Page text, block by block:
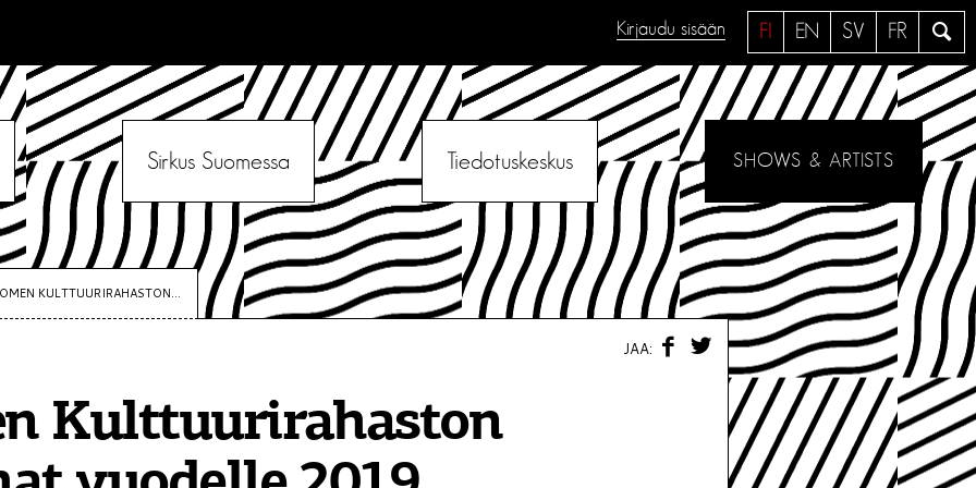
a
e
FI EN SV FR
Kirjaudu sisään
Sirkus Suomessa Tiedotuskeskus SHOWS & ARTISTS
KULTTUURIRAHASTON...
Kulttuurirahaston
JAA:
F
W